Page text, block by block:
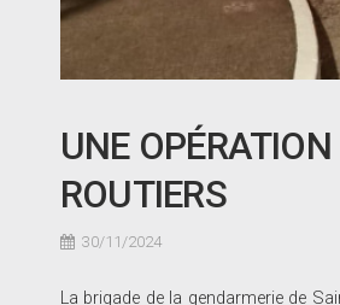
UNE
ROUTIERS
30/11/2024
La brigade de la gendarmerie de